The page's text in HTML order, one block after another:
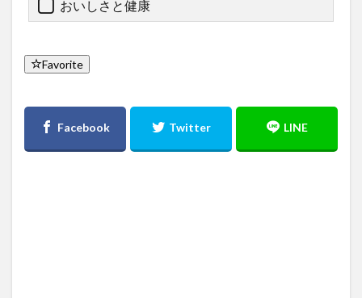
おいしさと健康
Favorite